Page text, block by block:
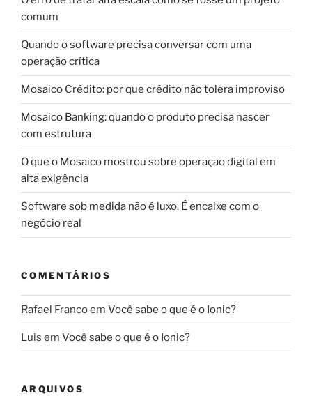
comum
Quando o software precisa conversar com uma
operação crítica
Mosaico Crédito: por que crédito não tolera improviso
Mosaico Banking: quando o produto precisa nascer
com estrutura
O que o Mosaico mostrou sobre operação digital em
alta exigência
Software sob medida não é luxo. É encaixe com o
negócio real
COMENTÁRIOS
Rafael Francoem Você sabe o que é o Ionic?
Luis em Você sabe o que é o Ionic?
ARQUIVOS